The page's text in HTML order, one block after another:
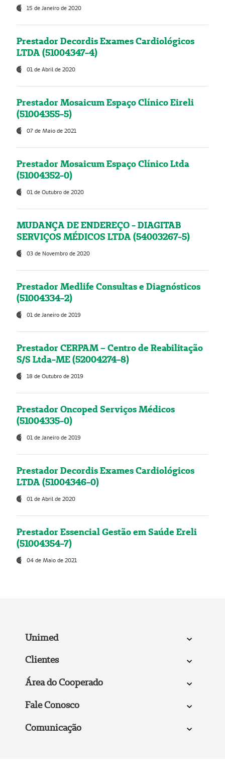
15 de Janeiro de 2020
Prestador Decordis Exames Cardiológicos
LTDA (51004347-4)
01 de Abril de 2020
Prestador Mosaicum Espaço Clínico Eireli
(51004355-5)
07 de Maio de 2021
Prestador Mosaicum Espaço Clínico Ltda
(51004352-0)
01 de Outubro de 2020
MUDANÇA DE ENDEREÇO - DIAGITAB
SERVIÇOS MÉDICOS LTDA (54003267-5)
03 de Novembro de 2020
Prestador Medlife Consultas e Diagnósticos
(51004334-2)
01 de Janeiro de 2019
Prestador CERPAM – Centro de Reabilitação
S/S Ltda-ME (52004274-8)
18 de Outubro de 2019
Prestador Oncoped Serviços Médicos
(51004335-0)
01 de Janeiro de 2019
Prestador Decordis Exames Cardiológicos
LTDA (51004346-0)
01 de Abril de 2020
Prestador Essencial Gestão em Saúde Ereli
(51004354-7)
04 de Maio de 2021
Unimed
Clientes
Área do Cooperado
Fale Conosco
Comunicação